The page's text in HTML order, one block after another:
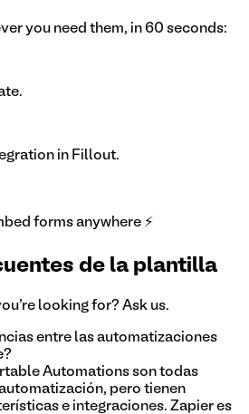
you need them, in 60 seconds:
in Fillout.
forms anywhere ⚡
de la plantilla
looking for? Ask us.
entre las automatizaciones
Automations son todas
pero tienen
e integraciones. Zapier es